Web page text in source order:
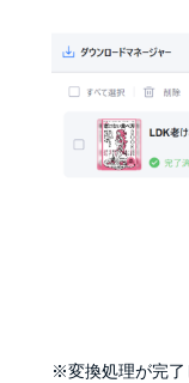
※変換処理が完了